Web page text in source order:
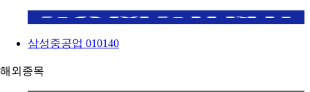
삼성중공업 010140
해외종목